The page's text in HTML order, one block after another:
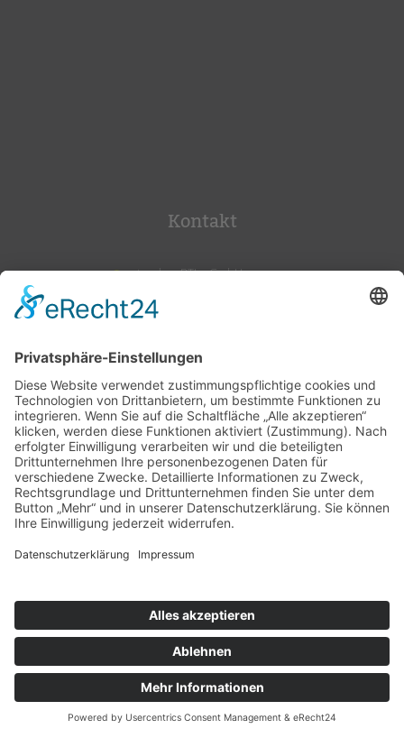
Kontakt
tandem BTL gGmbH
10783 Berlin
Fax 030 44 336040
E-Mail:office@tandembtl.de
Karriere
Melden Sie sich hier für unseren
Newsletteran.
Schreiben Sie uns.
X